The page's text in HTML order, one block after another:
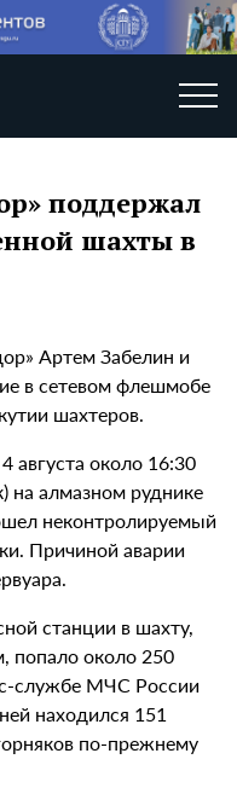
поддержал
шахты в
Артем Забелин и
в сетевом флешмобе
шахтеров.
около 16:30
на алмазном руднике
неконтролируемый
Причиной аварии
станции в шахту,
попало около 250
службе МЧС России
находился 151
по-прежнему